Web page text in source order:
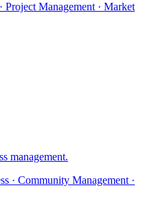
Project Management · Market
management.
· Community Management ·